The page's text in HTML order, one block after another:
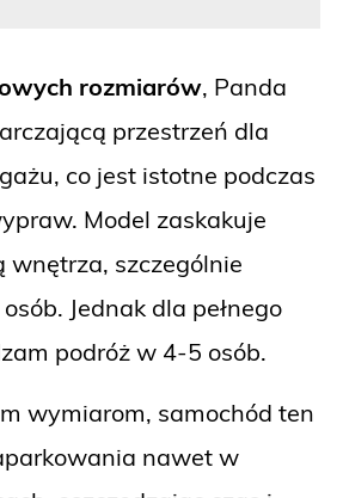
rozmiarów, Panda
przestrzeń dla
co jest istotne podczas
Model zaskakuje
wnętrza, szczególnie
Jednak dla pełnego
podróż w 4-5 osób.
wymiarom, samochód ten
nawet w